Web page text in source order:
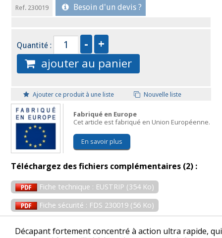
Ref. 230019 Besoin d'un devis ?
Quantité :
ajouter au panier
Ajouter ce produit à une liste Nouvelle liste
Fabriqué en Europe
Cet article est fabriqué en Union Européenne.
En savoir plus
Téléchargez des fichiers complémentaires (2) :
Fiche technique : EUSTRIP (354 Ko)
Fiche sécurité : FDS 230019 (56 Ko)
Décapant fortement concentré à action ultra rapide, qui